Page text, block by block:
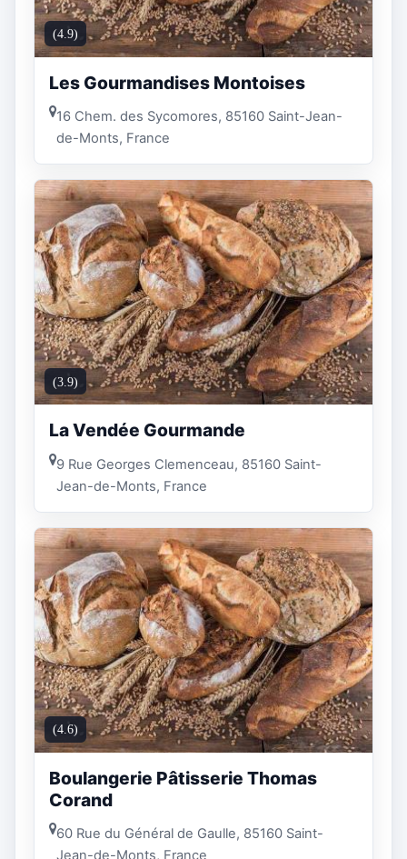
(4.9)
Les Gourmandises Montoises
16 Chem. des Sycomores, 85160 Saint-Jean-
de-Monts, France
(3.9)
La Vendée Gourmande
9 Rue Georges Clemenceau, 85160 Saint-
Jean-de-Monts, France
(4.6)
Boulangerie Pâtisserie Thomas
Corand
60 Rue du Général de Gaulle, 85160 Saint-
Jean-de-Monts, France